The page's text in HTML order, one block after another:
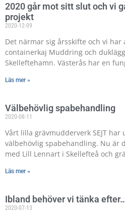
2020 går mot sitt slut och vi
projekt
2020-12-09
Det närmar sig årsskifte och vi har
containerkaj Muddring och
Skelleftehamn. Västerås har en
Läs mer »
Välbehövlig spabehandling
2020-08-11
Vårt lilla grävmudderverk SEJT
välbehövlig spabehandling. Nu är
med Lill Lennart i Skellefteå och
Läs mer »
Ibland behöver vi tänka
2020-07-13